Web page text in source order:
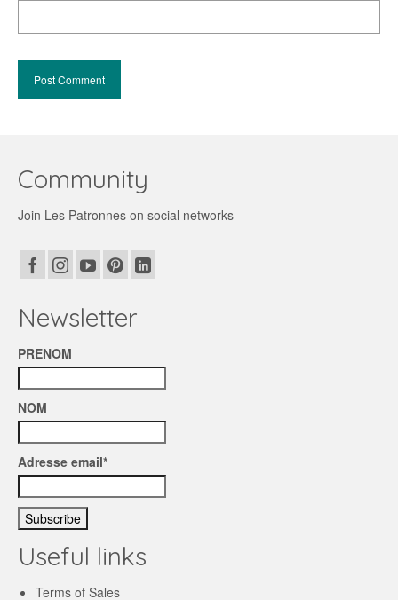
Community
Join Les Patronnes on social networks
Newsletter
PRENOM
NOM
Adresse email*
Useful links
Terms of Sales